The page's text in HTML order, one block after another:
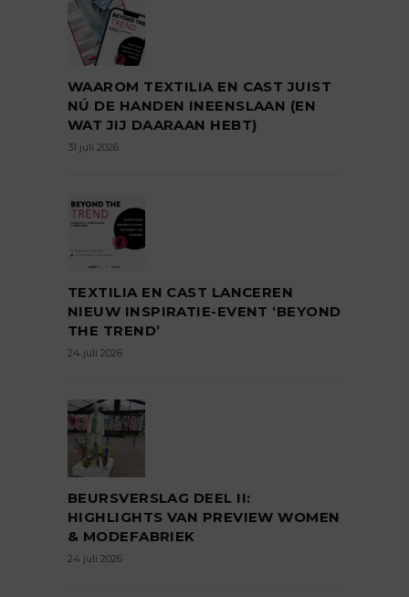
WAAROM TEXTILIA EN CAST JUIST
NÚ DE HANDEN INEENSLAAN (EN
WAT JIJ DAARAAN HEBT)
31 juli 2026
TEXTILIA EN CAST LANCEREN
NIEUW INSPIRATIE-EVENT ‘BEYOND
THE TREND’
24 juli 2026
BEURSVERSLAG DEEL II:
HIGHLIGHTS VAN PREVIEW WOMEN
& MODEFABRIEK
24 juli 2026